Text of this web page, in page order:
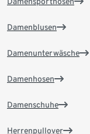
Damenblusen
Damenunterwäsche
Damenhosen
Damenschuhe
Herrenpullover